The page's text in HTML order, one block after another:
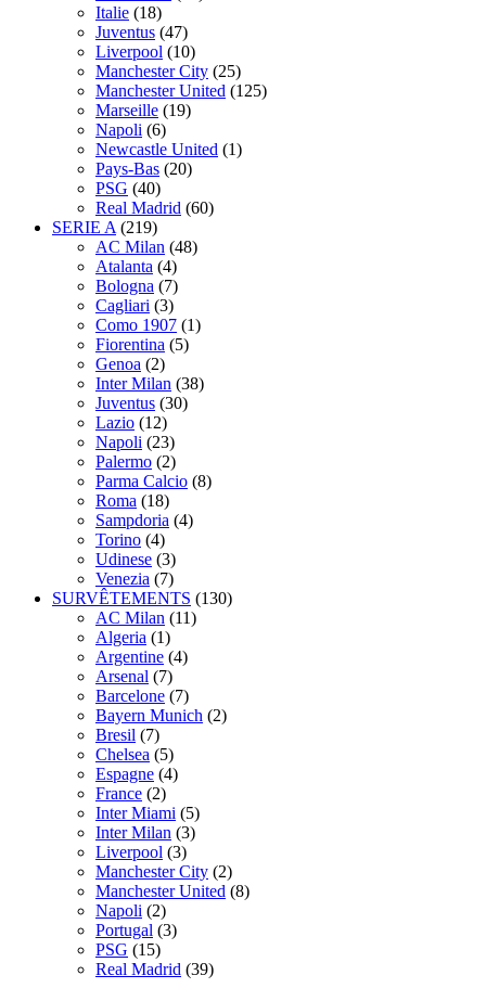
Italie (18)
Juventus (47)
Liverpool (10)
Manchester City (25)
Manchester United (125)
Marseille (19)
Napoli (6)
Newcastle United (1)
Pays-Bas (20)
PSG (40)
Real Madrid (60)
SERIE A (219)
AC Milan (48)
Atalanta (4)
Bologna (7)
Cagliari (3)
Como 1907 (1)
Fiorentina (5)
Genoa (2)
Inter Milan (38)
Juventus (30)
Lazio (12)
Napoli (23)
Palermo (2)
Parma Calcio (8)
Roma (18)
Sampdoria (4)
Torino (4)
Udinese (3)
Venezia (7)
SURVÊTEMENTS (130)
AC Milan (11)
Algeria (1)
Argentine (4)
Arsenal (7)
Barcelone (7)
Bayern Munich (2)
Bresil (7)
Chelsea (5)
Espagne (4)
France (2)
Inter Miami (5)
Inter Milan (3)
Liverpool (3)
Manchester City (2)
Manchester United (8)
Napoli (2)
Portugal (3)
PSG (15)
Real Madrid (39)